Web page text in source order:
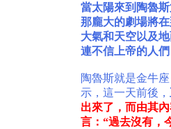
當太陽來到陶魯
那龐大的劇場將
大氣和天空以及
連不信上帝的人
陶魯斯就是金牛
示，這一天前後，
出來了，而由其
言：“過去沒有，